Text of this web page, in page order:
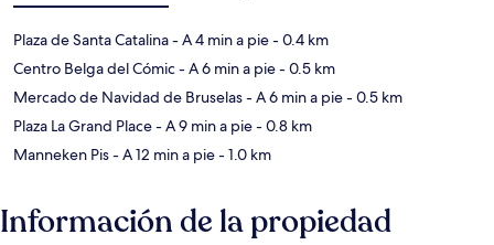
Plaza de Santa Catalina- A 4 min a pie- 0.4 km
Centro Belga del Cómic- A 6 min a pie- 0.5 km
Mercado de Navidad de Bruselas- A 6 min a pie- 0.5 km
Plaza La Grand Place- A 9 min a pie- 0.8 km
Manneken Pis- A 12 min a pie- 1.0 km
Información de la propiedad